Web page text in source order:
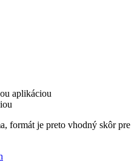
aplikáciou
formát je preto vhodný skôr pre